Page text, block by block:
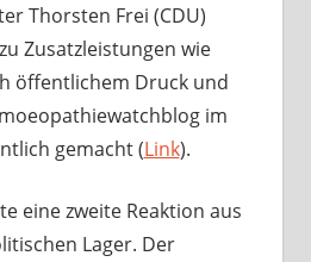
Thorsten Frei (CDU)
Zusatzleistungen wie
öffentlichem Druck und
im
gemacht (Link).
eine zweite Reaktion aus
Lager. Der